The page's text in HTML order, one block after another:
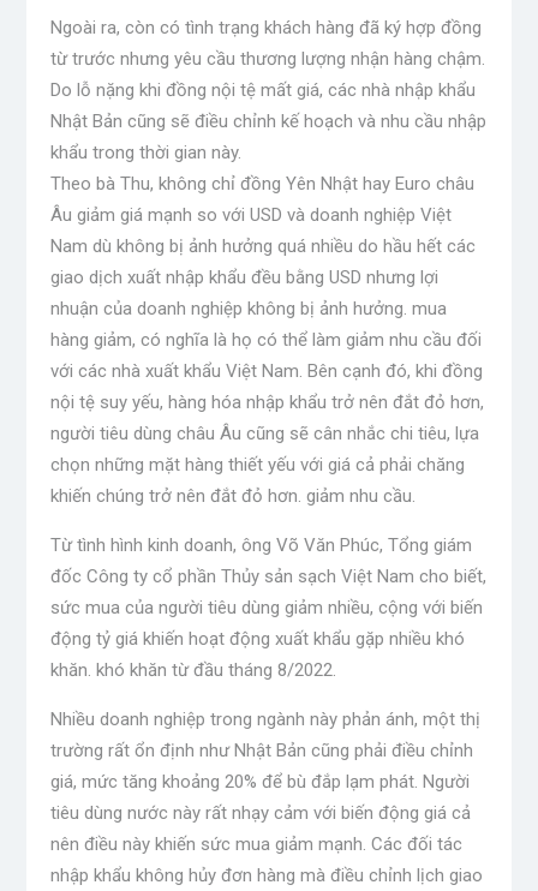
Ngoài ra, còn có tình trạng khách hàng đã ký hợp đồng
từ trước nhưng yêu cầu thương lượng nhận hàng chậm.
Do lỗ nặng khi đồng nội tệ mất giá, các nhà nhập khẩu
Nhật Bản cũng sẽ điều chỉnh kế hoạch và nhu cầu nhập
khẩu trong thời gian này.
Theo bà Thu, không chỉ đồng Yên Nhật hay Euro châu
Âu giảm giá mạnh so với USD và doanh nghiệp Việt
Nam dù không bị ảnh hưởng quá nhiều do hầu hết các
giao dịch xuất nhập khẩu đều bằng USD nhưng lợi
nhuận của doanh nghiệp không bị ảnh hưởng. mua
hàng giảm, có nghĩa là họ có thể làm giảm nhu cầu đối
với các nhà xuất khẩu Việt Nam. Bên cạnh đó, khi đồng
nội tệ suy yếu, hàng hóa nhập khẩu trở nên đắt đỏ hơn,
người tiêu dùng châu Âu cũng sẽ cân nhắc chi tiêu, lựa
chọn những mặt hàng thiết yếu với giá cả phải chăng
khiến chúng trở nên đắt đỏ hơn. giảm nhu cầu.
Từ tình hình kinh doanh, ông Võ Văn Phúc, Tổng giám
đốc Công ty cổ phần Thủy sản sạch Việt Nam cho biết,
sức mua của người tiêu dùng giảm nhiều, cộng với biến
động tỷ giá khiến hoạt động xuất khẩu gặp nhiều khó
khăn. khó khăn từ đầu tháng 8/2022.
Nhiều doanh nghiệp trong ngành này phản ánh, một thị
trường rất ổn định như Nhật Bản cũng phải điều chỉnh
giá, mức tăng khoảng 20% ​​để bù đắp lạm phát. Người
tiêu dùng nước này rất nhạy cảm với biến động giá cả
nên điều này khiến sức mua giảm mạnh. Các đối tác
nhập khẩu không hủy đơn hàng mà điều chỉnh lịch giao